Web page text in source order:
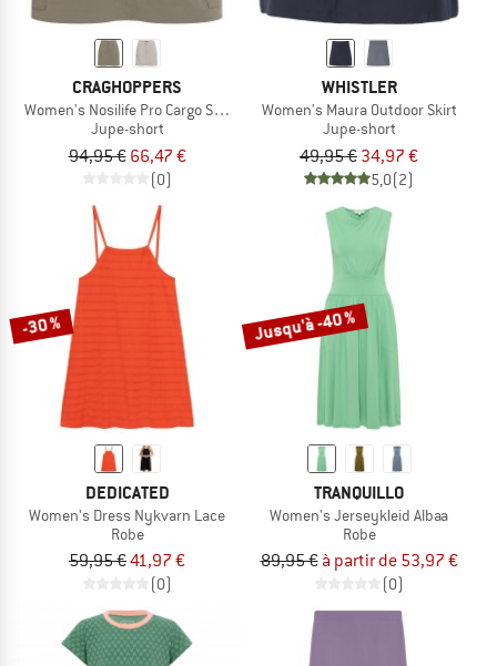
CRAGHOPPERS
Women's Nosilife Pro Cargo Skort
Jupe-short
94,95 € 66,47 €
(0)
WHISTLER
Women's Maura Outdoor Skirt
Jupe-short
49,95 € 34,97 €
5,0(2)
-30 %
DEDICATED
Women's Dress Nykvarn Lace
Robe
59,95 €41,97 €
(0)
Jusqu'à -40 %
TRANQUILLO
Women's Jerseykleid Albaa
Robe
89,95 € à partir de 53,97 €
(0)